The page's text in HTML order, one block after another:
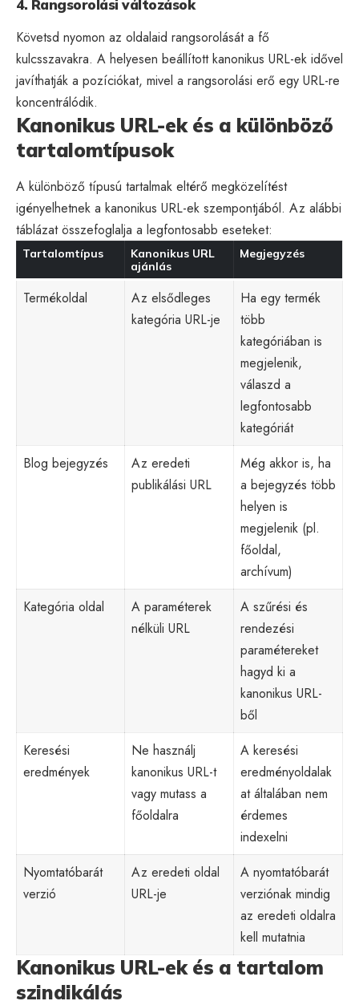
4. Rangsorolási változások
Követsd nyomon az oldalaid rangsorolását a fő
kulcsszavakra. A helyesen beállított kanonikus URL-ek idővel
javíthatják a pozíciókat, mivel a rangsorolási erő egy URL-re
koncentrálódik.
Kanonikus URL-ek és a különböző
tartalomtípusok
A különböző típusú tartalmak eltérő megközelítést
igényelhetnek a kanonikus URL-ek szempontjából. Az alábbi
táblázat összefoglalja a legfontosabb eseteket:
Tartalomtípus
Kanonikus URL
ajánlás
Megjegyzés
Termékoldal
Az elsődleges
kategória URL-je
Ha egy termék
több
kategóriában is
megjelenik,
válaszd a
legfontosabb
kategóriát
Blog bejegyzés
Az eredeti
publikálási URL
Még akkor is, ha
a bejegyzés több
helyen is
megjelenik (pl.
főoldal,
archívum)
Kategória oldal
A paraméterek
nélküli URL
A szűrési és
rendezési
paramétereket
hagyd ki a
kanonikus URL-
ből
Keresési
eredmények
Ne használj
kanonikus URL-t
vagy mutass a
főoldalra
A keresési
eredményoldalak
at általában nem
érdemes
indexelni
Nyomtatóbarát
verzió
Az eredeti oldal
URL-je
A nyomtatóbarát
verziónak mindig
az eredeti oldalra
kell mutatnia
Kanonikus URL-ek és a tartalom
szindikálás